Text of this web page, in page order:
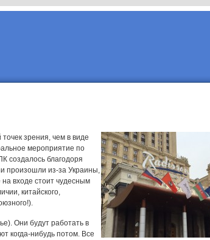
зрения, чем в виде
мероприятие по
создалось благодоря
произошли из-за Украины,
входе стоит чудесным
китайского,
Они будут работать в
когда-нибудь потом. Все